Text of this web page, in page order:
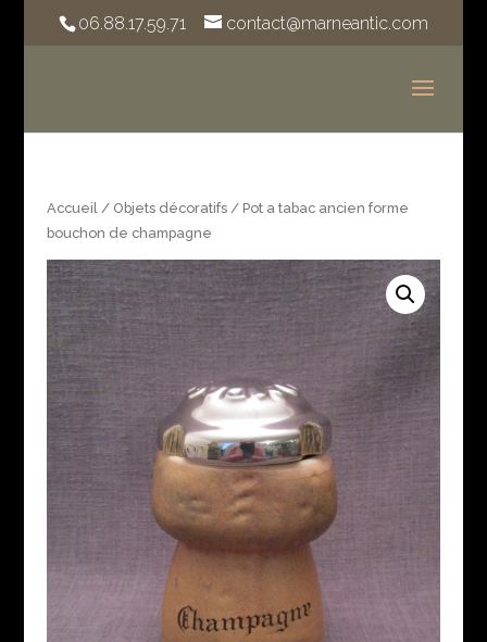
06.88.17.59.71 contact@marneantic.com
Accueil/ Objets décoratifs/ Pot a tabac ancien forme
bouchon de champagne